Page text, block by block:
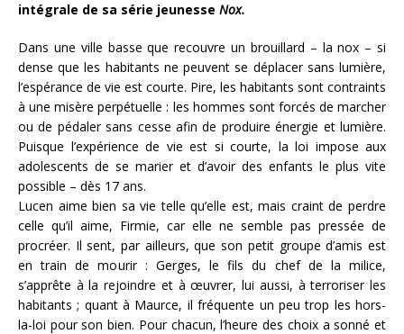
intégrale de sa série jeunesse Nox.
Dans une ville basse que recouvre un brouillard – la nox – si
dense que les habitants ne peuvent se déplacer sans lumière,
l’espérance de vie est courte. Pire, les habitants sont contraints
à une misère perpétuelle : les hommes sont forcés de marcher
ou de pédaler sans cesse afin de produire énergie et lumière.
Puisque l’expérience de vie est si courte, la loi impose aux
adolescents de se marier et d’avoir des enfants le plus vite
possible – dès 17 ans.
Lucen aime bien sa vie telle qu’elle est, mais craint de perdre
celle qu’il aime, Firmie, car elle ne semble pas pressée de
procréer. Il sent, par ailleurs, que son petit groupe d’amis est
en train de mourir : Gerges, le fils du chef de la milice,
s’apprête à la rejoindre et à œuvrer, lui aussi, à terroriser les
habitants ; quant à Maurce, il fréquente un peu trop les hors-
la-loi pour son bien. Pour chacun, l’heure des choix a sonné et